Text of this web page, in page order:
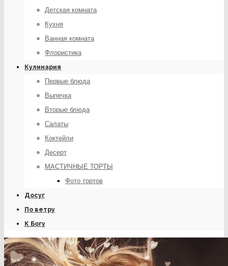
Детская комната
Кухня
Ванная комната
Флористика
Кулинария
Первые блюда
Выпечка
Вторые блюда
Салаты
Коктейли
Десерт
МАСТИЧНЫЕ ТОРТЫ
Фото тортов
Досуг
По ветру
К Богу